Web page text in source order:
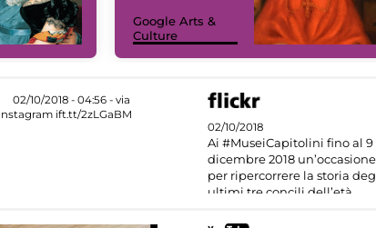
Google Arts &
Culture
02/10/2018
Ai #MuseiCapitolini fino al 9
dicembre 2018
per ripercorrere la storia
ultimi tre concili dell’età